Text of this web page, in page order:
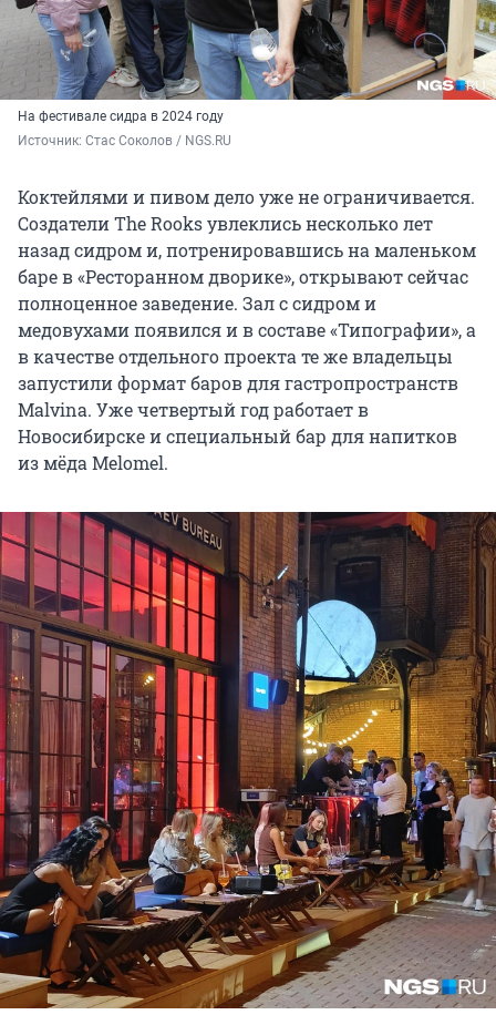
На фестивале сидра в 2024 году
Источник: Стас Соколов / NGS.RU
Коктейлями и пивом дело уже не ограничивается.
Создатели The Rooks увлеклись несколько лет
назад сидром и, потренировавшись на маленьком
баре в «Ресторанном дворике», открывают сейчас
полноценное заведение. Зал с сидром и
медовухами появился и в составе «Типографии», а
в качестве отдельного проекта те же владельцы
запустили формат баров для гастропространств
Malvina. Уже четвертый год работает в
Новосибирске и специальный бар для напитков
из мёда Melomel.